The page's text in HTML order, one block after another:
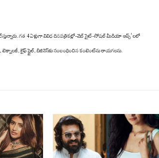
గత 4 ఏళ్లుగా వివిధ దినపత్రికల్లో-వెబ్ సైట్-సోషల్ మీడియా ఆప్స్' లలో
లైఫ్‌ స్టైల్‌, బిజినెస్‌కు సంబంధించిన కంటెంట్‌ను రాయగలను.